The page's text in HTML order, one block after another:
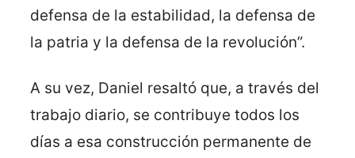
defensa de la estabilidad, la defensa de
la patria y la defensa de la revolución”.
A su vez, Daniel resaltó que, a través del
trabajo diario, se contribuye todos los
días a esa construcción permanente de